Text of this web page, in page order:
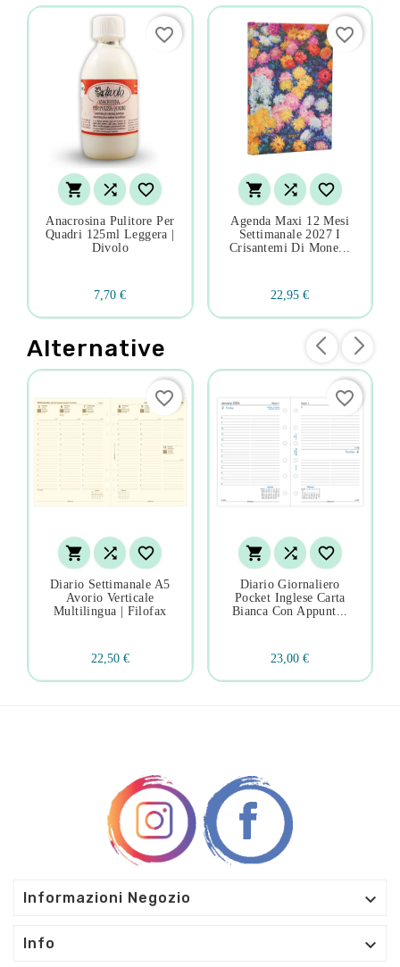
  
Anacrosina Pulitore Per
Quadri 125ml Leggera |
Divolo
7,70 €
favorite_border
  
Agenda Maxi 12 Mesi
Settimanale 2027 I
Crisantemi Di Mone...
22,95 €
favorite_border
Alternative
  
Diario Settimanale A5
Avorio Verticale
Multilingua | Filofax
22,50 €
favorite_border
  
Diario Giornaliero
Pocket Inglese Carta
Bianca Con Appunt...
23,00 €
favorite_border
Informazioni Negozio 
Info 